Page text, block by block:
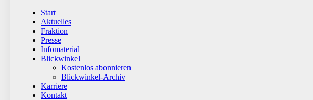
Start
Aktuelles
Fraktion
Presse
Infomaterial
Blickwinkel
Kostenlos abonnieren
Blickwinkel-Archiv
Karriere
Kontakt